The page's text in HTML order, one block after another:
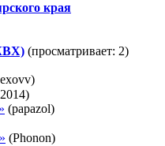
края
(просматривает: 2)
)
)
(papazol)
(Phonon)